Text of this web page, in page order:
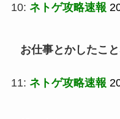
10: ネトゲ攻略速報
お仕事とかしたこ
11: ネトゲ攻略速報